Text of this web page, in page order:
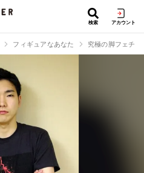
検索 アカウント
フィギュアなあなた 究極の脚フェチ